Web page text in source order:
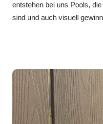
entstehen bei uns Pools,
sind und auch visuell